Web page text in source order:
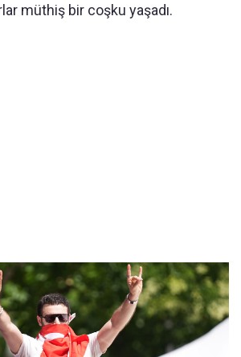
müthiş bir coşku yaşadı.